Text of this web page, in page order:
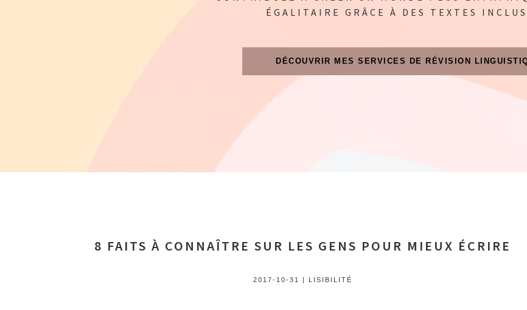
ÉGALITAIRE GRÂCE À DES TEXTES
DÉCOUVRIR MES SERVICES DE RÉVISION
8 FAITS À CONNAÎTRE SUR LES GENS POUR MIEUX ÉCRIRE
2017-10-31 | LISIBILITÉ